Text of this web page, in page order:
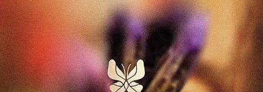
FLORA PARFUM PACKAGING